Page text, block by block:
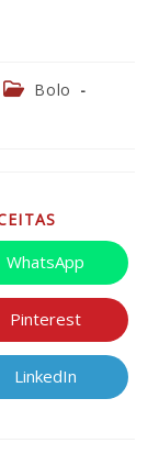
Categoria
Bolo
CONTEÚDO
Abre
em
uma
nova
janela
WhatsApp
Abre
em
uma
nova
janela
Pinterest
Abre
em
LinkedIn